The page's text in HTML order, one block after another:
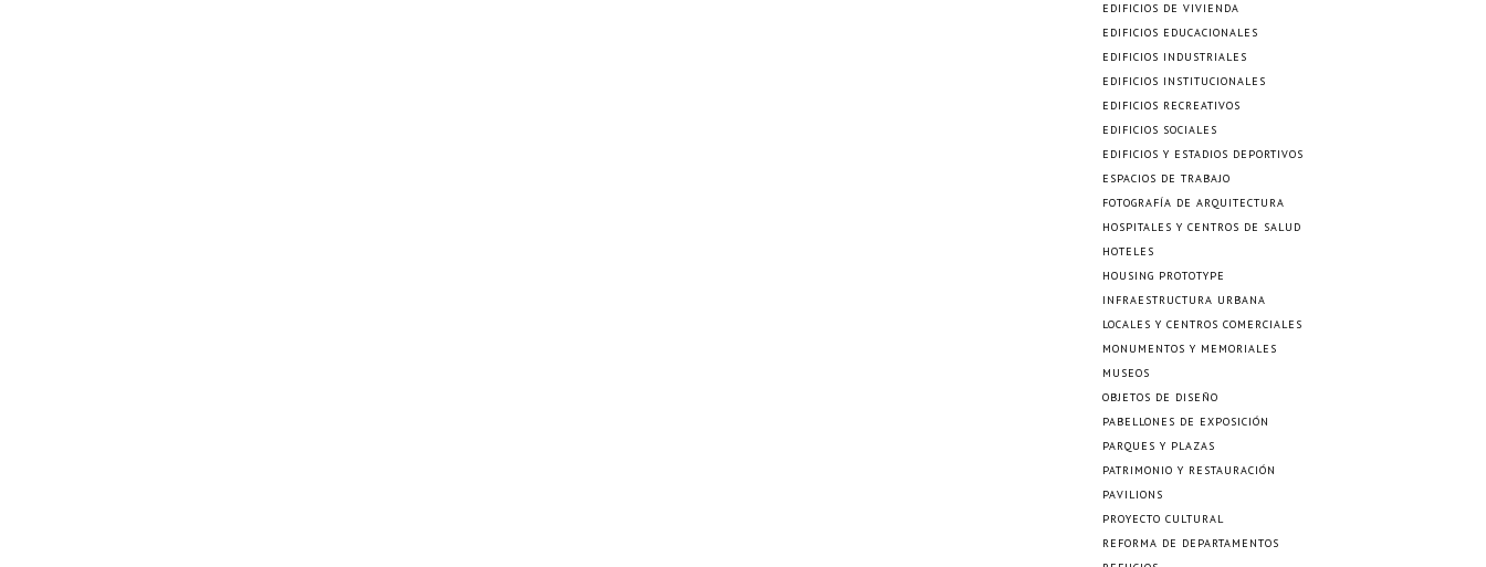
EDIFICIOS DE VIVIENDA
EDIFICIOS EDUCACIONALES
EDIFICIOS INDUSTRIALES
EDIFICIOS INSTITUCIONALES
EDIFICIOS RECREATIVOS
EDIFICIOS SOCIALES
EDIFICIOS Y ESTADIOS DEPORTIVOS
ESPACIOS DE TRABAJO
FOTOGRAFÍA DE ARQUITECTURA
HOSPITALES Y CENTROS DE SALUD
HOTELES
HOUSING PROTOTYPE
INFRAESTRUCTURA URBANA
LOCALES Y CENTROS COMERCIALES
MONUMENTOS Y MEMORIALES
MUSEOS
OBJETOS DE DISEÑO
PABELLONES DE EXPOSICIÓN
PARQUES Y PLAZAS
PATRIMONIO Y RESTAURACIÓN
PAVILIONS
PROYECTO CULTURAL
REFORMA DE DEPARTAMENTOS